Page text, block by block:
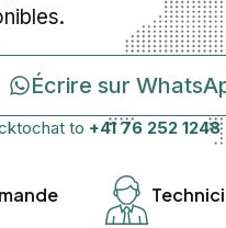
Écrire sur
to +41 76 252 1248